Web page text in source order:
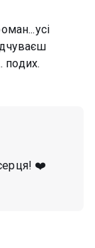
подих.
❤️